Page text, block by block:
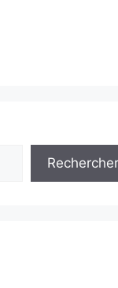
Rechercher